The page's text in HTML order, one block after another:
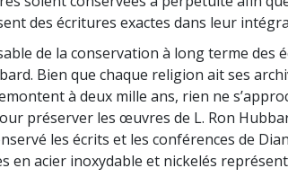
des écritures exactes dans leur
de la conservation à long terme des
Bien que chaque religion ait ses
à deux mille ans, rien ne
préserver les œuvres de L. Ron
les écrits et les conférences de
en acier inoxydable et nickelés